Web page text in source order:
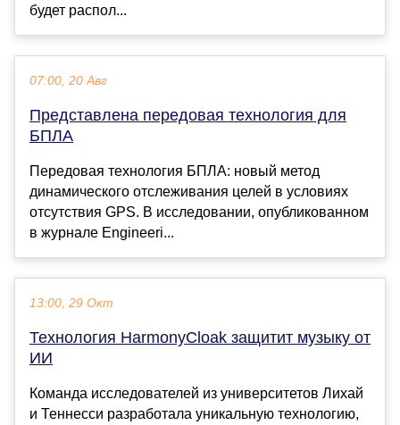
будет распол...
07:00, 20 Авг
Представлена передовая технология для
БПЛА
Передовая технология БПЛА: новый метод
динамического отслеживания целей в условиях
отсутствия GPS. В исследовании, опубликованном
в журнале Engineeri...
13:00, 29 Окт
Технология HarmonyCloak защитит музыку от
ИИ
Команда исследователей из университетов Лихай
и Теннесси разработала уникальную технологию,